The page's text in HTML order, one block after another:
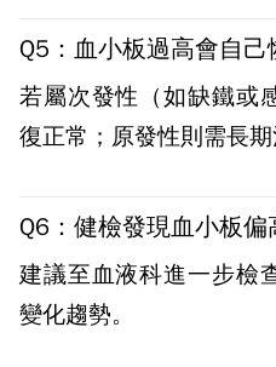
Q5：血小板過高會自己
若屬次發性（如缺鐵或
復正常；原發性則需長期
Q6：健檢發現血小板偏
建議至血液科進一步檢
變化趨勢。